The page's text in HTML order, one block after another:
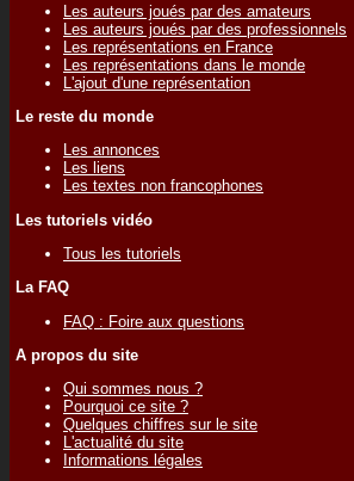
Les auteurs joués par des amateurs
Les auteurs joués par des professionnels
Les représentations en France
Les représentations dans le monde
L'ajout d'une représentation
Le reste du monde
Les annonces
Les liens
Les textes non francophones
Les tutoriels vidéo
Tous les tutoriels
La FAQ
FAQ : Foire aux questions
A propos du site
Qui sommes nous ?
Pourquoi ce site ?
Quelques chiffres sur le site
L'actualité du site
Informations légales